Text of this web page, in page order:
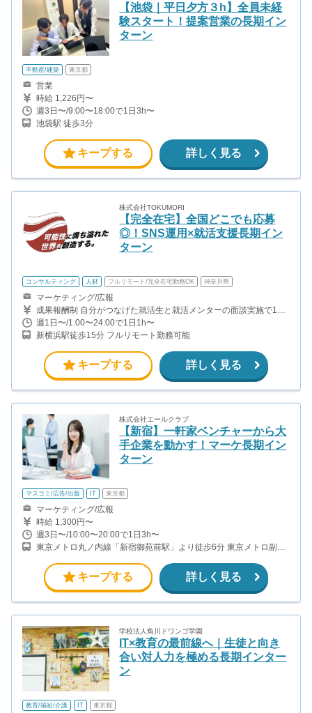
【池袋｜平日夕方３h】全員未経
験スタート！提案営業の長期イン
ターン
不動産/建築 東京都
営業
時給 1,226円〜
週3日〜/9:00〜18:00で1日3h〜
池袋駅 徒歩3分
キープする 詳しく見る
株式会社TOKUMORI
【完全在宅】全国どこでも応募
◎！SNS運用×就活支援長期イン
ターン
コンサルティング 人材 フルリモート/完全在宅勤務OK 神奈川県
マーケティング/広報
成果報酬制 自分がつなげた就活生と就活メンターの面談実施で1件
につき750円 就活生のエージェント利用で1件につき1250円 →一件
の成約につき2000円の報酬となります 【月収例】 ユニットリーダ
ー（週15時間×4週=60時間稼働）の場合 個人成果：30件×2000円
＝60000 ＋ ユニットリーダー報酬：ユニット成約数
60件×300円＝18000円 ＝78000円（時給換算：約1300円） ※ユ
ニットリーダーとは インサイドセールスのメンバー4-5人ほどをま
とめるリーダー
週1日〜/1:00〜24:00で1日1h〜
新横浜駅徒歩15分 フルリモート勤務可能
キープする 詳しく見る
株式会社エールクラブ
【新宿】一軒家ベンチャーから大
手企業を動かす！マーケ長期イン
ターン
マスコミ/広告/出版 IT 東京都
マーケティング/広報
時給 1,300円〜
週3日〜/10:00〜20:00で1日3h〜
東京メトロ丸ノ内線「新宿御苑前駅」より徒歩6分 東京メトロ副都
駅」より徒歩8分 都営新宿線「曙橋駅」より徒歩10分
キープする 詳しく見る
学校法人角川ドワンゴ学園
IT×教育の最前線へ｜生徒と向き
合い対人力を極める長期インター
ン
教育/福祉/介護 IT 東京都